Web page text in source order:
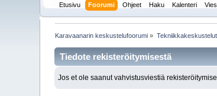
Etusivu Foorumi Ohjeet Haku Kalenteri
Karavaanarin keskustelufoorumi » Tekniikkakeskustelut
Tiedote rekisteröitymisestä
Jos et ole saanut vahvistusviestiä